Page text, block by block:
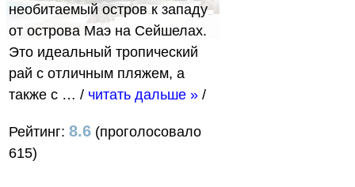
необитаемый остров к западу
от острова Маэ на Сейшелах.
Это идеальный тропический
рай с отличным пляжем, а
также с … / читать дальше » /
Рейтинг: 8.6 (проголосовало
615)